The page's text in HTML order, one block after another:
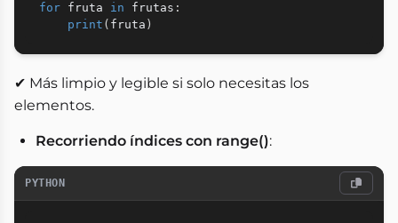
for fruta in frutas :
print ( fruta )
✔ Más limpio y legible si solo necesitas los
elementos.
Recorriendo índices con range():
PYTHON